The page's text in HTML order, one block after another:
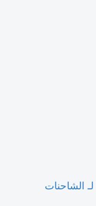
مقبض الباب Mâner exterior ușă stânga لـ الشاحنات